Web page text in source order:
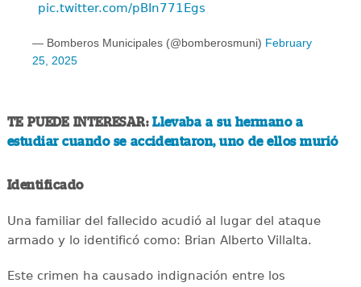
pic.twitter.com/pBIn771Egs
— Bomberos Municipales (@bomberosmuni) February
25, 2025
TE PUEDE INTERESAR:Llevaba a su hermano a
estudiar cuando se accidentaron, uno de ellos murió
Identificado
Una familiar del fallecido acudió al lugar del ataque
armado y lo identificó como: Brian Alberto Villalta.
Este crimen ha causado indignación entre los